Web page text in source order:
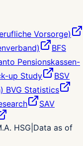
Vorsorge)
BFS
Pensionskassen-
up Study
BSV
BVG Statistics
SAV
HSG Data as of